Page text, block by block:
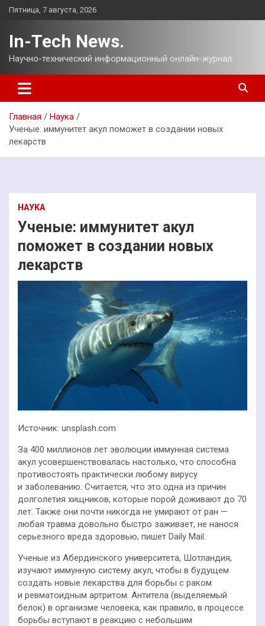
Перейти
Пятница, 7 августа, 2026
In-Tech News.
Научно-технический информационный онлайн-журнал.
Главная
Наука
Ученые: иммунитет акул поможет в создании новых
лекарств
НАУКА
Ученые: иммунитет акул
поможет в создании новых
лекарств
Источник: unsplash.com
За 400 миллионов лет эволюции иммунная система
акул усовершенствовалась настолько, что способна
противостоять практически любому вирусу
и заболеванию. Считается, что это одна из причин
долголетия хищников, которые порой доживают до 70
лет. Также они почти никогда не умирают от ран —
любая травма довольно быстро заживает, не нанося
серьезного вреда здоровью, пишет Daily Mail.
Ученые из Абердинского университета, Шотландия,
изучают иммунную систему акул, чтобы в будущем
создать новые лекарства для борьбы с раком
и ревматоидным артритом. Антитела (выделяемый
белок) в организме человека, как правило, в процессе
борьбы вступают в реакцию с небольшим